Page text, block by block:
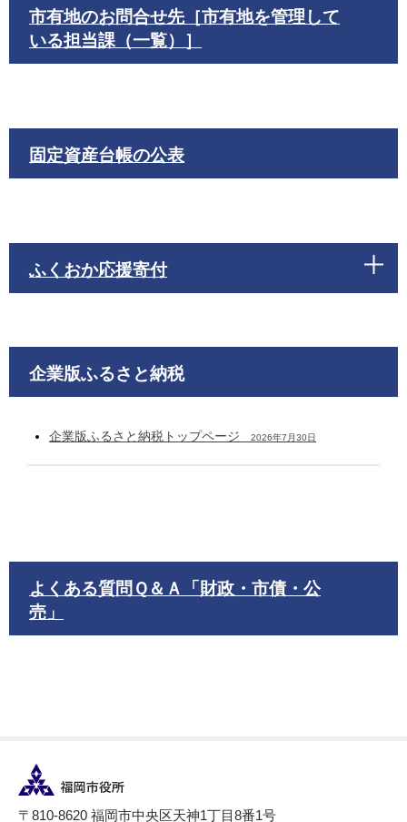
市有地のお問合せ先［市有地を管理して
いる担当課（一覧）］
固定資産台帳の公表
ふくおか応援寄付
企業版ふるさと納税
企業版ふるさと納税トップページ 2026年7月30日
よくある質問Ｑ＆Ａ「財政・市債・公
売」
〒810-8620 福岡市中央区天神1丁目8番1号